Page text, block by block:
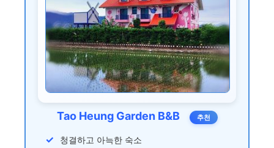
Tao Heung Garden B&B 추천
청결하고 아늑한 숙소